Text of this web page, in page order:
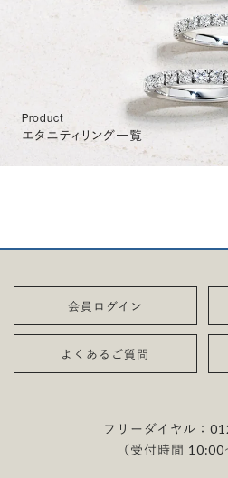
Product
エタニティリング一覧
会員ログイン
よくあるご質問
フリーダイヤル：
（受付時間 10:00